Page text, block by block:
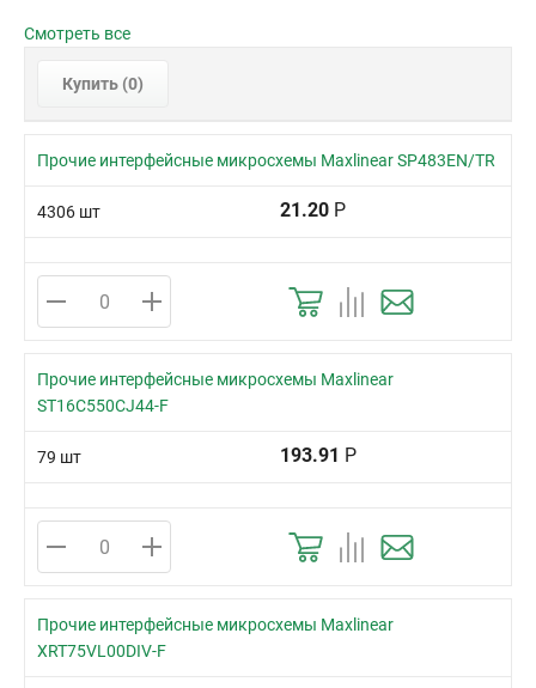
Смотреть все
Купить (0)
Прочие интерфейсные микросхемы Maxlinear SP483EN/TR
4306 шт 21.20 Р
Прочие интерфейсные микросхемы Maxlinear
ST16C550CJ44-F
79 шт 193.91 Р
Прочие интерфейсные микросхемы Maxlinear
XRT75VL00DIV-F